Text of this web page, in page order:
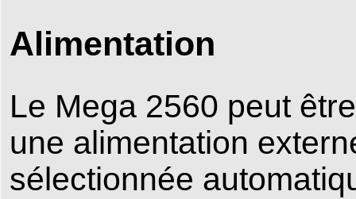
Alimentation
Le Mega 2560 peut
une alimentation
sélectionnée